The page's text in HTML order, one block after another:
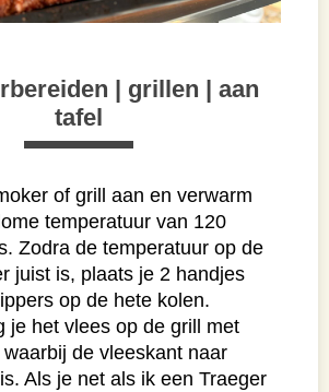
| grillen | aan
tafel
of grill aan en verwarm
temperatuur van 120
Zodra de temperatuur op de
juist is, plaats je 2 handjes
op de hete kolen.
je het vlees op de grill met
waarbij de vleeskant naar
Als je net als ik een Traeger